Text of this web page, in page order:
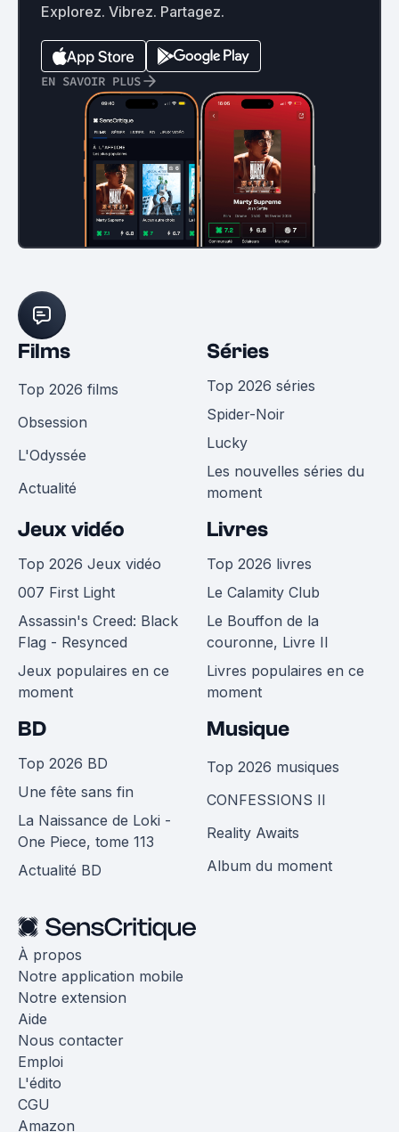
Explorez. Vibrez. Partagez.
EN SAVOIR PLUS
Films
Top 2026 films
Obsession
L'Odyssée
Actualité
Séries
Top 2026 séries
Spider-Noir
Lucky
Les nouvelles séries du
moment
Jeux vidéo
Top 2026 Jeux vidéo
007 First Light
Assassin's Creed: Black
Flag - Resynced
Jeux populaires en ce
moment
Livres
Top 2026 livres
Le Calamity Club
Le Bouffon de la
couronne, Livre II
Livres populaires en ce
moment
BD
Top 2026 BD
Une fête sans fin
La Naissance de Loki -
One Piece, tome 113
Actualité BD
Musique
Top 2026 musiques
CONFESSIONS II
Reality Awaits
Album du moment
À propos
Notre application mobile
Notre extension
Aide
Nous contacter
Emploi
L'édito
CGU
Amazon